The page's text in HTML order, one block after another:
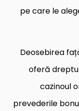
pe care le
Deosebirea
oferă
cazinoul
prevederile